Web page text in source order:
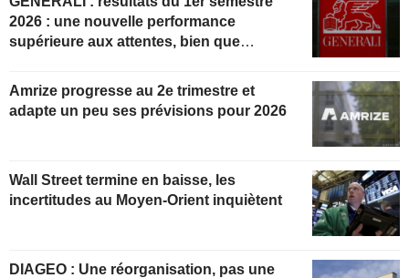
2026 : une nouvelle performance
supérieure aux attentes, bien que
Amrize progresse au 2e trimestre et
adapte un peu ses prévisions pour 2026
Wall Street termine en baisse, les
incertitudes au Moyen-Orient inquiètent
DIAGEO : Une réorganisation, pas une